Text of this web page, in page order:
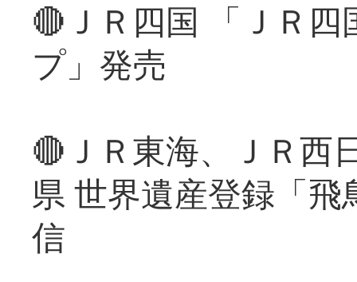
🔴ＪＲ四国 「ＪＲ
プ」発売
🔴ＪＲ東海、ＪＲ西
県 世界遺産登録「
信